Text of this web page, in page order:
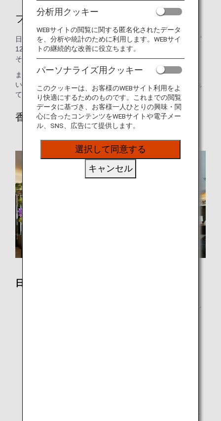
ブレンド
日本古来の高野槙や吉野檜、またミントやローズマリーなど
12種類の100％天然アロマで調合され、人の感性に自然に、
そして本質的に響く香りに仕上げています。
また、弊社オリジナルアロマは、上記の通り天然素材を用
い、国際機関における安全性の評価基準に基づいて製作され
ております。
香りの演出
日本国内線
羽田SUITEチェックイン、羽田プレミアムチェックイ
分析用クッキー
WEBサイトの閲覧に関する匿名化されたデータ
を、分析や統計のために利用します。WEBサイ
トの継続的な改善に役立ちます。
パーソナライズ用クッキー
このクッキーは、お客様のWEBサイト利用をよ
り快適にするためのものです。これまでの閲覧
データに基づき、お客様一人ひとりの興味・関
心に合ったコンテンツをWEBサイトや電子メー
ル、SNS、広告にて提供します。
選択して同意する
キャンセル